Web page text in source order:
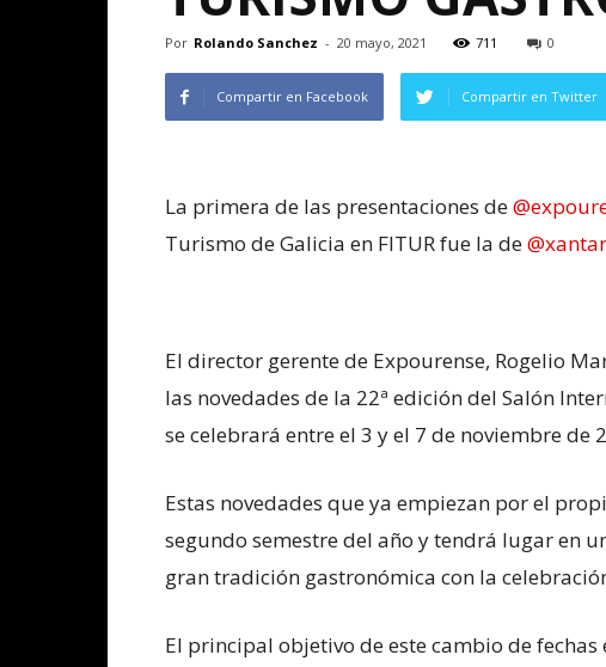
Por Rolando Sanchez - 20 mayo, 2021 711 0
Compartir en Facebook Compartir en Twitter
La primera de las presentaciones de
Turismo de Galicia en FITUR fue la de
El director gerente de Expourense, Rogelio
las novedades de la 22ª edición del Salón
se celebrará entre el 3 y el 7 de noviembre de
Estas novedades que ya empiezan por el
segundo semestre del año y tendrá lugar en
gran tradición gastronómica con la
El principal objetivo de este cambio de fechas